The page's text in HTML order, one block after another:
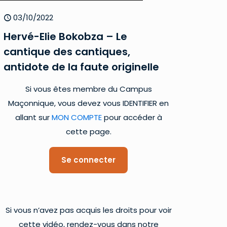
03/10/2022
Hervé-Elie Bokobza – Le
cantique des cantiques,
antidote de la faute originelle
Si vous êtes membre du Campus
Maçonnique, vous devez vous IDENTIFIER en
allant surMON COMPTEpour accéder à
cette page.
Se connecter
Si vous n’avez pas acquis les droits pour voir
cette vidéo, rendez-vous dans notre